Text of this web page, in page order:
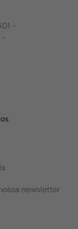
-
-
newsletter